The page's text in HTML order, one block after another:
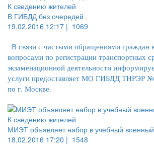
К сведению жителей
В ГИБДД без очередей
19.02.2016 12:17 | 1069
В связи с частыми обращениями граждан
вопросами по регистрации транспортных
экзаменационной деятельности
услуги предоставляет МО ГИБДД ТНРЭР
по г. Москве.
К сведению жителей
МИЭТ объявляет набор в учебный
18.02.2016 17:20 | 1548